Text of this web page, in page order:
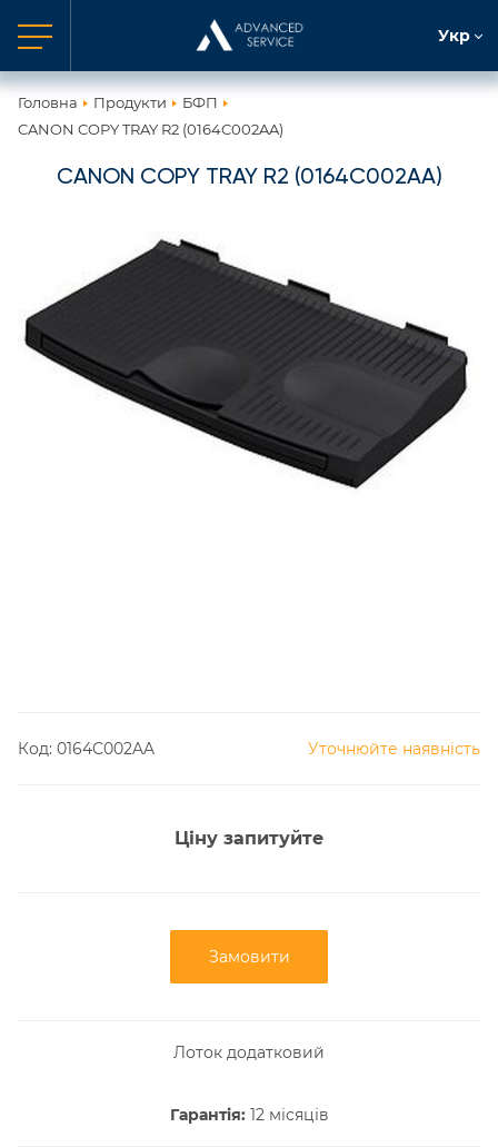
Укр
Головна Продукти
БФП
CANON COPY TRAY R2 (0164C002AA)
CANON COPY TRAY R2 (0164C002AA)
Код: 0164C002AA Уточнюйте наявність
Ціну запитуйте
Замовити
Лоток додатковий
Гарантія:12 місяців